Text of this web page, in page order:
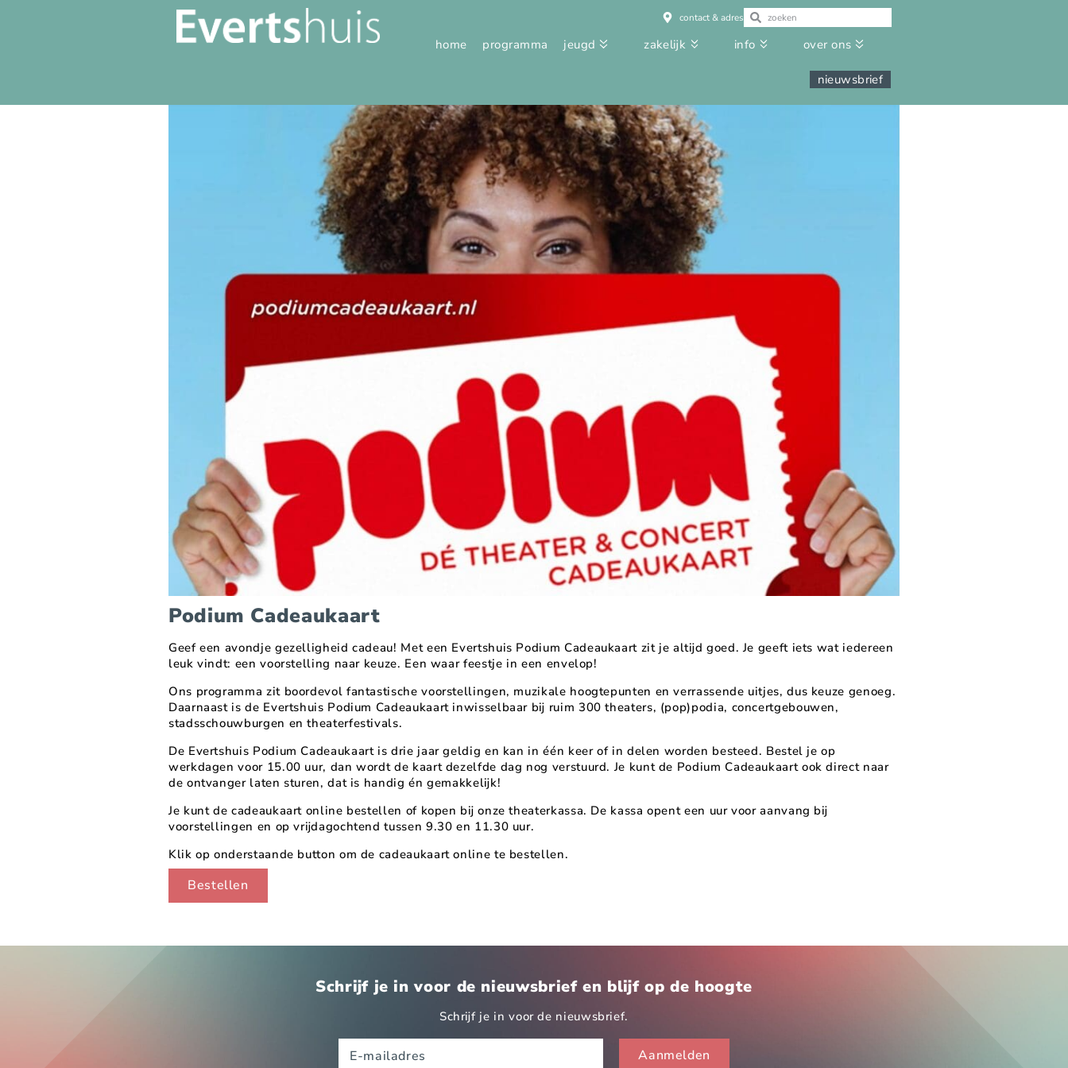
contact & adres
home programma jeugd zakelijk info over ons
nieuwsbrief
Podium Cadeaukaart
Geef een avondje gezelligheid cadeau! Met een Evertshuis Podium Cadeaukaart zit je altijd goed. Je geeft iets wat iedereen
leuk vindt: een voorstelling naar keuze. Een waar feestje in een envelop!
Ons programma zit boordevol fantastische voorstellingen, muzikale hoogtepunten en verrassende uitjes, dus keuze genoeg.
Daarnaast is de Evertshuis Podium Cadeaukaart inwisselbaar bij ruim 300 theaters, (pop)podia, concertgebouwen,
stadsschouwburgen en theaterfestivals.
De Evertshuis Podium Cadeaukaart is drie jaar geldig en kan in één keer of in delen worden besteed. Bestel je op
werkdagen voor 15.00 uur, dan wordt de kaart dezelfde dag nog verstuurd. Je kunt de Podium Cadeaukaart ook direct naar
de ontvanger laten sturen, dat is handig én gemakkelijk!
Je kunt de cadeaukaart online bestellen of kopen bij onze theaterkassa. De kassa opent een uur voor aanvang bij
voorstellingen en op vrijdagochtend tussen 9.30 en 11.30 uur.
Klik op onderstaande button om de cadeaukaart online te bestellen.
Bestellen
Schrijf je in voor de nieuwsbrief en blijf op de hoogte
Schrijf je in voor de nieuwsbrief.